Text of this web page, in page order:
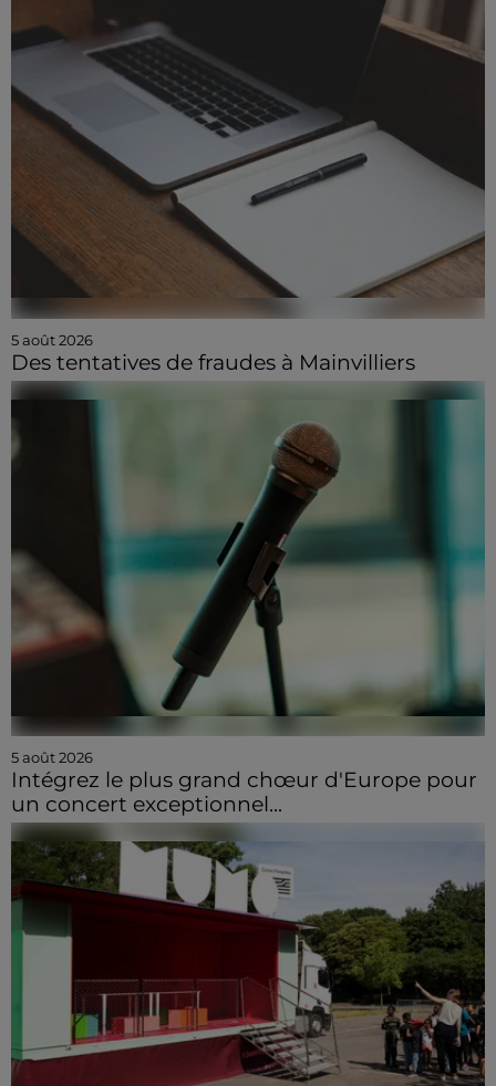
5 août 2026
Des tentatives de fraudes à Mainvilliers
5 août 2026
Intégrez le plus grand chœur d'Europe pour
un concert exceptionnel...